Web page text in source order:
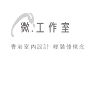
香港室內設計·輕裝修概念